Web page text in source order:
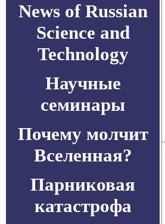
News of Russian
Science and
Technology
Научные
семинары
Почему молчит
Вселенная?
Парниковая
катастрофа